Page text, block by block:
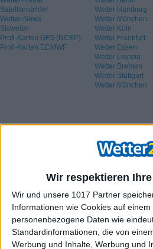
Wir respektieren
Wir und unsere 1017 Partner
Informationen wie Cookies auf
personenbezogene Daten wie
Standardinformationen, die von
Werbung und Inhalte, Werbung und
Satellitenbilder
Wetter-News
Skiwetter
Profi-Karten GFS (NCEP)
Profi-Karten ECMWF
Wetter Hamburg
Wetter München
Wetter Köln
Wetter Frankfurt
Wetter Essen
Wetter Leipzig
Wetter Bremen
Wetter Stuttgart
Wetter München